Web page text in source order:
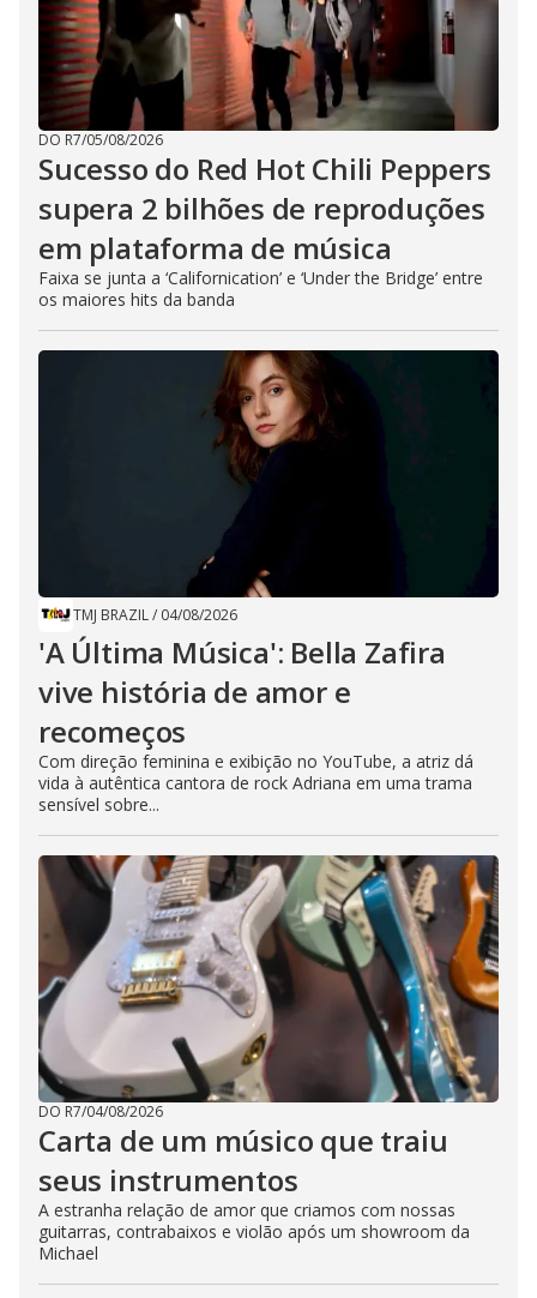
DO R7/05/08/2026
Sucesso do Red Hot Chili Peppers
supera 2 bilhões de reproduções
em plataforma de música
Faixa se junta a ‘Californication’ e ‘Under the Bridge’ entre
os maiores hits da banda
TMJ BRAZIL/ 04/08/2026
'A Última Música': Bella Zafira
vive história de amor e
recomeços
Com direção feminina e exibição no YouTube, a atriz dá
vida à autêntica cantora de rock Adriana em uma trama
sensível sobre...
DO R7/04/08/2026
Carta de um músico que traiu
seus instrumentos
A estranha relação de amor que criamos com nossas
guitarras, contrabaixos e violão após um showroom da
Michael